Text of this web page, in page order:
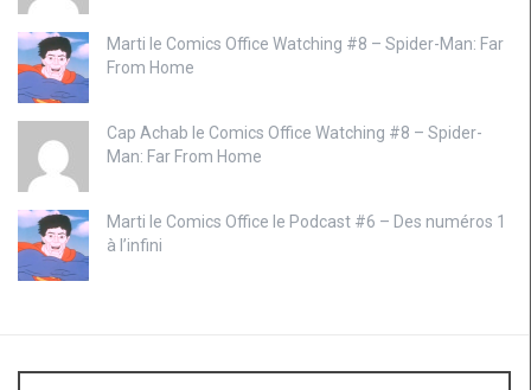
Marti le Comics Office Watching #8 – Spider-Man: Far
From Home
Cap Achab le Comics Office Watching #8 – Spider-
Man: Far From Home
Marti le Comics Office le Podcast #6 – Des numéros 1
à l’infini